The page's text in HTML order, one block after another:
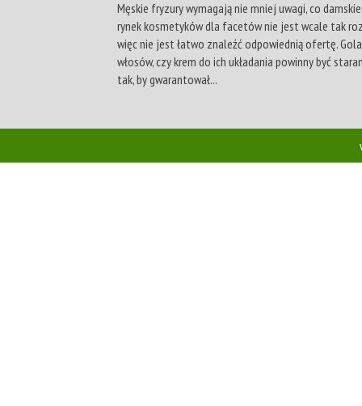
Męskie fryzury wymagają nie mniej uwagi, co
rynek kosmetyków dla facetów nie jest wcale tak
więc nie jest łatwo znaleźć odpowiednią ofertę.
włosów, czy krem do ich układania powinny być
tak, by gwarantował...